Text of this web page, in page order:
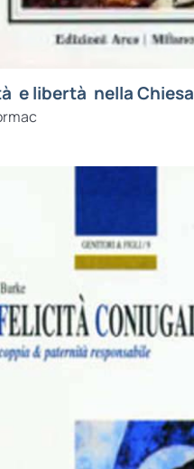
e libertà nella Chiesa